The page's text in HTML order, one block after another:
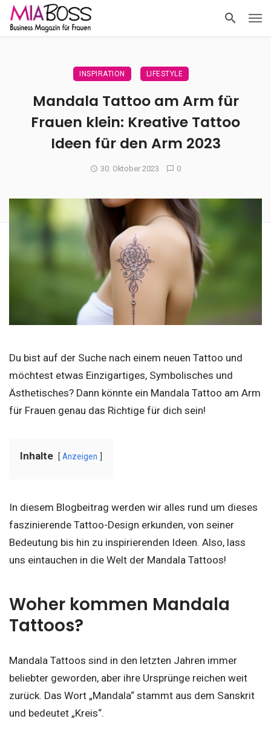
INSPIRATION LIFESTYLE
Mandala Tattoo am Arm für
Frauen klein: Kreative Tattoo
Ideen für den Arm 2023
30. Oktober 2023 0
Du bist auf der Suche nach einem neuen Tattoo und
möchtest etwas Einzigartiges, Symbolisches und
Ästhetisches? Dann könnte ein Mandala Tattoo am Arm
für Frauen genau das Richtige für dich sein!
Inhalte Anzeigen
In diesem Blogbeitrag werden wir alles rund um dieses
faszinierende Tattoo-Design erkunden, von seiner
Bedeutung bis hin zu inspirierenden Ideen. Also, lass
uns eintauchen in die Welt der Mandala Tattoos!
Woher kommen Mandala
Tattoos?
Mandala Tattoos sind in den letzten Jahren immer
beliebter geworden, aber ihre Ursprünge reichen weit
zurück. Das Wort „Mandala“ stammt aus dem Sanskrit
und bedeutet „Kreis“.